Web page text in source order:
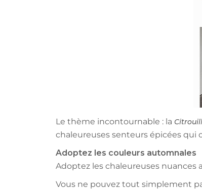
Le thème incontournable : la
chaleureuses senteurs épicées
Adoptez les couleurs automnales
Adoptez les chaleureuses nuances
Vous ne pouvez tout simplement